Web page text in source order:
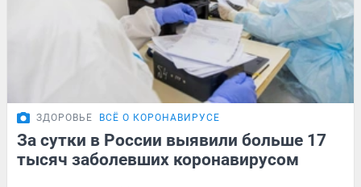
ЗДОРОВЬЕ ВСЁ О КОРОНАВИРУСЕ
За сутки в России выявили больше 17
тысяч заболевших коронавирусом